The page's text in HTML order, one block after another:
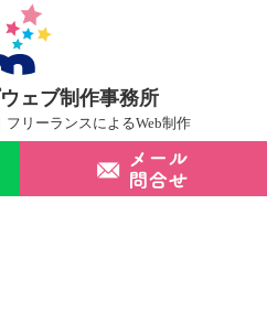
ェブ制作事務所
リーランスによるWeb制作
プについて
制作サービス